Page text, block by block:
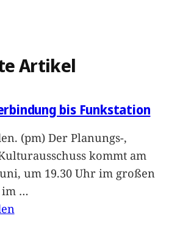
Artikel
bis Funkstation
(pm) Der Planungs-,
kommt am
um 19.30 Uhr im großen
im …